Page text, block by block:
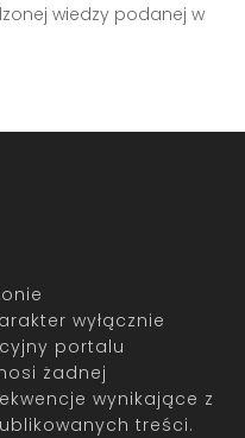
wiedzy podanej w
wyłącznie
portalu
żadnej
wynikające z
treści.